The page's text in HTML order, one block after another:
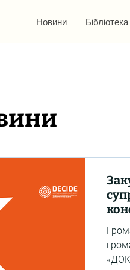
Новини Бібліотека